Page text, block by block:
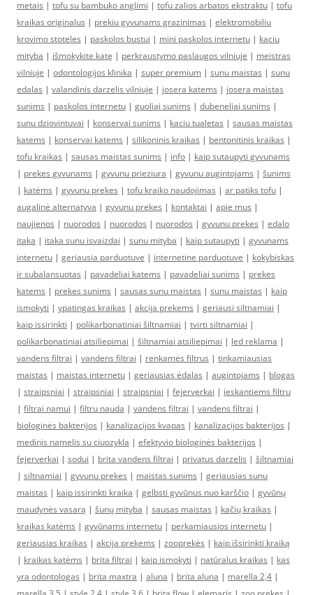
metais | tofu su bambuko anglimi | tofu zalios arbatos ekstraktu | tofu
kraikas originalus | prekiu gyvunams grazinimas | elektromobiliu
krovimo stoteles | paskolos bustui | mini paskolos internetu | kaciu
mityba | išmokykite katę | perkraustymo paslaugos vilniuje | meistras
vilniuje | odontologijos klinika | super premium | sunu maistas | sunu
edalas | valandinis darzelis vilniuje | josera katems | josera maistas
sunims | paskolos internetu | guoliai sunims | dubeneliai sunims |
sunu dziovintuvai | konservai sunims | kaciu tualetas | sausas maistas
katems | konservai katems | silikoninis kraikas | bentonitinis kraikas |
tofu kraikas | sausas maistas sunims | info | kaip sutaupyti gyvunams
| prekes gyvunams | gyvunu prieziura | gyvunu augintojams | šunims
| katėms | gyvunu prekes | tofu kraiko naudojimas | ar patiks tofu |
augalinė alternatyva | gyvunu prekes | kontaktai | apie mus |
naujienos | nuorodos | nuorodos | nuorodos | gyvunu prekes | edalo
itaka | itaka sunu isvaizdai | sunu mityba | kaip sutaupyti | gyvunams
internetu | geriausia parduotuve | internetine parduotuve | kokybiskas
ir subalansuotas | pavadeliai katems | pavadeliai sunims | prekes
katems | prekes sunims | sausas sunu maistas | sunu maistas | kaip
ismokyti | ypatingas kraikas | akcija prekems | geriausi siltnamiai |
kaip issirinkti | polikarbonatiniai šiltnamiai | tvirti siltnamiai |
polikarbonatiniai atsiliepimai | šiltnamiai atsiliepimai | led reklama |
vandens filtrai | vandens filtrai | renkamės filtrus | tinkamiausias
maistas | maistas internetu | geriausias ėdalas | augintojams | blogas
| straipsniai | straipsniai | straipsniai | fejerverkai | ieskantiems filtru
| filtrai namui | filtru nauda | vandens filtrai | vandens filtrai |
biologinės bakterijos | kanalizacijos kvapas | kanalizacijos bakterijos |
medinis namelis su ciuozykla | efektyvio biologinės bakterijos |
fejerverkai | sodui | brita vandens filtrai | privatus darzelis | šiltnamiai
| siltnamiai | gyvunu prekes | maistas sunims | geriausias sunu
maistas | kaip issirinkti kraika | gelbsti gyvūnus nuo karščio | gyvūnų
maudynės vasarą | šunų mityba | sausas maistas | kačių kraikas |
kraikas katėms | gyvūnams internetu | perkamiausios internetu |
geriausias kraikas | akcija prekems | zooprekės | kaip išsirinkti kraiką
| kraikas katėms | brita filtrai | kaip ismokyti | natūralus kraikas | kas
yra odontologas | brita maxtra | aluna | brita aluna | marella 2,4 |